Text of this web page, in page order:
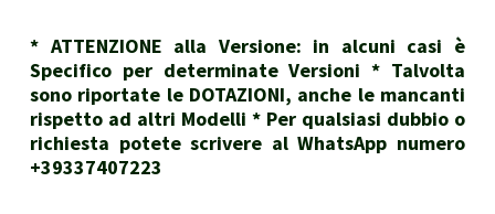
* ATTENZIONE alla Versione: in alcuni casi è
Specifico per determinate Versioni * Talvolta
sono riportate le DOTAZIONI, anche le mancanti
rispetto ad altri Modelli * Per qualsiasi dubbio o
richiesta potete scrivere al WhatsApp numero
+39337407223